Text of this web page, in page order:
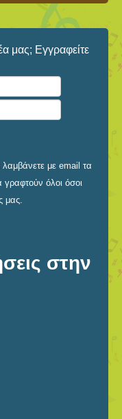
μας; Εγγραφείτε
με email τα
όλοι όσοι
μας.
στην